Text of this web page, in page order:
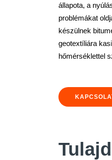
állapota, a
problémákat
készülnek
geotextíliára
hőmérséklettel